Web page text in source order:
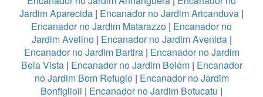
Jardim Aparecida | Encanador no Jardim Aricanduva |
Encanador no Jardim Matarazzo | Encanador no
Jardim Avelino| Encanador no Jardim Avenida|
Encanador no Jardim Bartira| Encanador no Jardim
Bela Vista| Encanador no Jardim Belém| Encanador
no Jardim Bom Refugio| Encanador no Jardim
Bonfiglioli | Encanador no Jardim Botucatu |